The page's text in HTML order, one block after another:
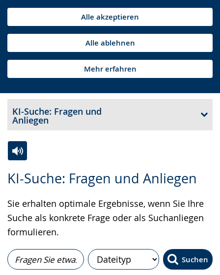
Alle akzeptieren
Alle ablehnen
Mehr erfahren
KI-Suche: Fragen und
Anliegen
KI-Suche: Fragen und Anliegen
Sie erhalten optimale Ergebnisse, wenn Sie Ihre
Suche als konkrete Frage oder als Suchanliegen
formulieren.
Leichten
wechseln.
Audio-
Video
Deutscher
Gebärdensprache
wird
angezeigt.
Suchen